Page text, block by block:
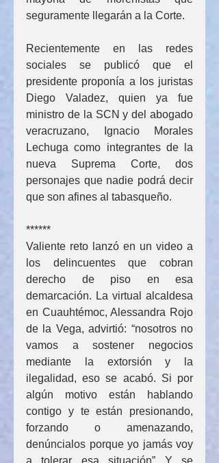
seguramente llegarán a la Corte.
Recientemente en las redes
sociales se publicó que el
presidente proponía a los juristas
Diego Valadez, quien ya fue
ministro de la SCN y del abogado
veracruzano, Ignacio Morales
Lechuga como integrantes de la
nueva Suprema Corte, dos
personajes que nadie podrá decir
que son afines al tabasqueño.
******
Valiente reto lanzó en un video a
los delincuentes que cobran
derecho de piso en esa
demarcación. La virtual alcaldesa
en Cuauhtémoc, Alessandra Rojo
de la Vega, advirtió: “nosotros no
vamos a sostener negocios
mediante la extorsión y la
ilegalidad, eso se acabó. Si por
algún motivo están hablando
contigo y te están presionando,
forzando o amenazando,
denúncialos porque yo jamás voy